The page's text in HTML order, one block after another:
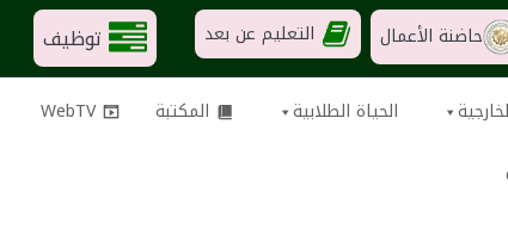
حاضنة الأعمال التعليم عن بعد
توظيف
الحياة الطلابية المكتبة
WebTV